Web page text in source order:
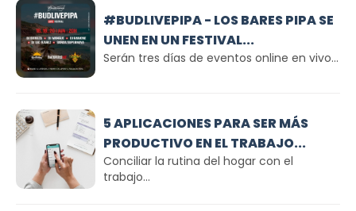
#BUDLIVEPIPA - LOS BARES PIPA SE
UNEN EN UN FESTIVAL...
Serán tres días de eventos online en vivo...
5 APLICACIONES PARA SER MÁS
PRODUCTIVO EN EL TRABAJO...
Conciliar la rutina del hogar con el
trabajo...